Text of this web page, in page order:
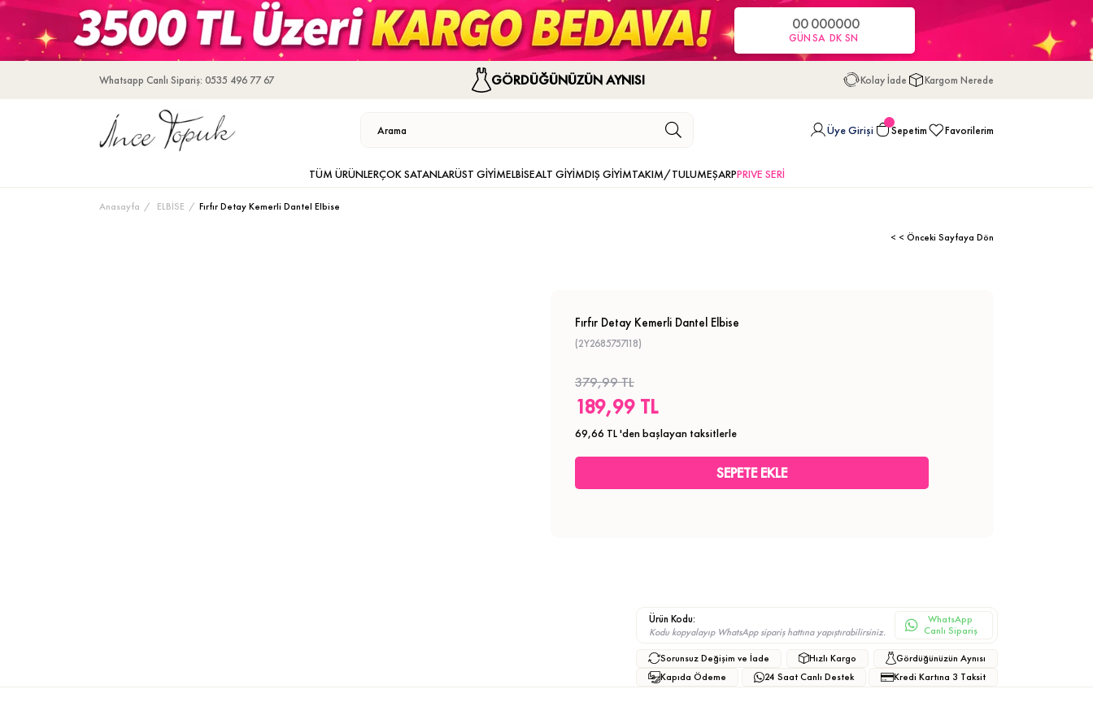
00
GÜN
00
SA
00
DK
00
SN
Whatsapp Canlı Sipariş: 0535 496 77 67 GÖRDÜĞÜNÜZÜN AYNISI Kolay İade Kargom Nerede
Üye Girişi Sepetim Favorilerim
TÜM ÜRÜNLERÇOK SATANLARÜST GİYİMELBİSEALT GİYİMDIŞ GİYİMTAKIM/TULUMEŞARPPRIVE SERİ
Anasayfa ELBİSE Fırfır Detay Kemerli Dantel Elbise
< < Önceki Sayfaya Dön
Fırfır Detay Kemerli Dantel Elbise
(2Y2685757118)
379,99 TL
189,99 TL
69,66 TL'den başlayan taksitlerle
Ürün Kodu:
Kodu kopyalayıp WhatsApp sipariş hattına yapıştırabilirsiniz.
WhatsApp
Canlı Sipariş
Sorunsuz Değişim ve İade Hızlı Kargo
Gördüğünüzün Aynısı
Kapıda Ödeme
24 Saat Canlı Destek Kredi Kartına 3 Taksit